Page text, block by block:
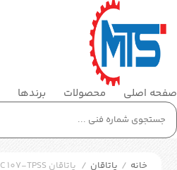
صفحه اصلی محصولات برندها
خانه / یاتاقان / یاتاقان SKF P2BC 107-TPSS